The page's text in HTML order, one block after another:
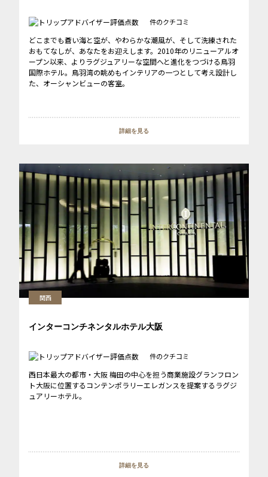
件のクチコミ
どこまでも蒼い海と空が、やわらかな潮風が、そして洗練された
おもてなしが、あなたをお迎えします。2010年のリニューアルオ
ープン以来、よりラグジュアリーな空間へと進化をつづける鳥羽
国際ホテル。鳥羽湾の眺めもインテリアの一つとして考え設計し
た、オーシャンビューの客室。
詳細を見る
関西
インターコンチネンタルホテル大阪
件のクチコミ
西日本最大の都市・大阪 梅田の中心を担う商業施設グランフロン
ト大阪に位置するコンテンポラリーエレガンスを提案するラグジ
ュアリーホテル。
詳細を見る